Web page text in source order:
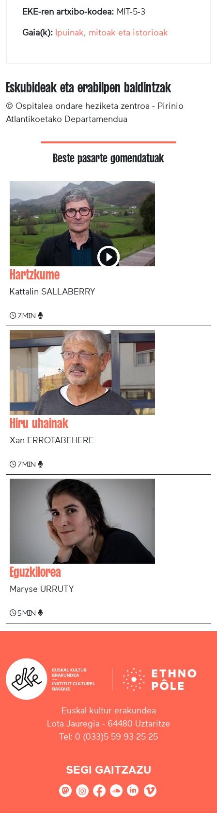
EKE-ren artxibo-kodea: MIT-5-3
Gaia(k): Ipuinak, mitoak eta istorioak
Eskubideak eta erabilpen baldintzak
© Ospitalea ondare heziketa zentroa - Pirinio
Atlantikoetako Departamendua
Beste pasarte gomendatuak
Hartzkume
Kattalin SALLABERRY
7 min
Hiru uhainak
Xan ERROTABEHERE
7 min
Eguzkilorea
Maryse URRUTY
5 min
Euskal kultur erakundea
Lota Jauregia - 64480 Uztaritze
Tel: 0 (033)5 59 93 25 25
SEGI GAITZAZU